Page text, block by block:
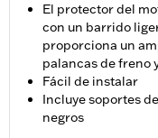
El protector del
con un barrido
proporciona un
palancas de freno
Fácil de instalar
Incluye soportes
negros